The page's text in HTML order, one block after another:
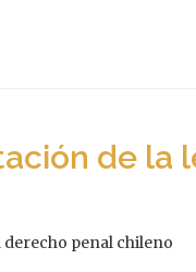
de la
derecho penal chileno